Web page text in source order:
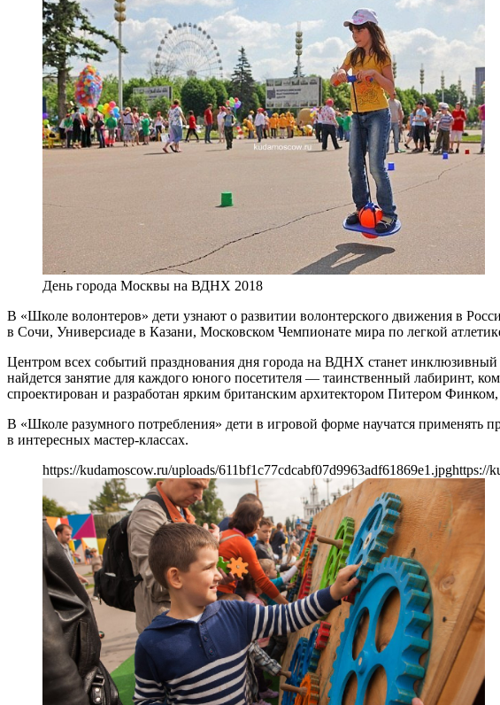
День города Москвы на ВДНХ 2018
В «Школе волонтеров» дети узнают о развитии волонтерского движения в
в Сочи, Универсиаде в Казани, Московском Чемпионате мира по легкой
Центром всех событий празднования дня города на ВДНХ станет
найдется занятие для каждого юного посетителя — таинственный лабиринт,
спроектирован и разработан ярким британским архитектором Питером
В «Школе разумного потребления» дети в игровой форме научатся применять
в интересных мастер-классах.
https://kudamoscow.ru/uploads/611bf1c77cdcabf07d9963adf61869e1.jpghttps://